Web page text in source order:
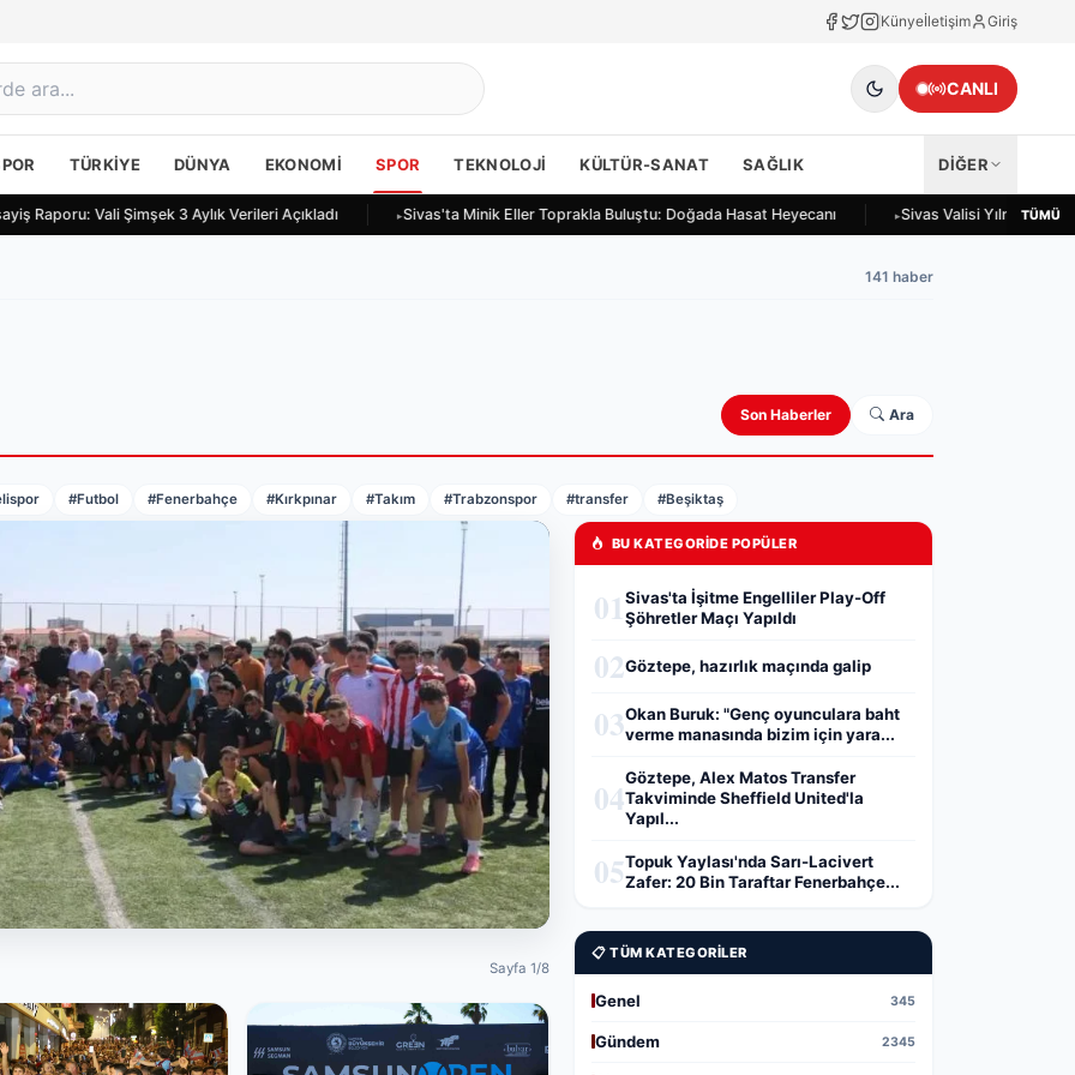
Künyeİletişim Giriş
CANLI
TÜRKIYE DÜNYA EKONOMI SPOR TEKNOLOJI KÜLTÜR-SANAT SAĞLIK DİĞER
Raporu: Vali Şimşek 3 Aylık Verileri Açıkladı Sivas'ta Minik Eller Toprakla Buluştu: Doğada Hasat Heyecanı Sivas Valisi YılmazTÜMÜ
141 haber
Son Haberler Ara
#Futbol #Fenerbahçe #Kırkpınar #Takım #Trabzonspor #transfer #Beşiktaş
Turnuvası Başladı
birliğiyle düzenlenen Camiler Arası 5x5 Futbol Turnuvası, 350
Sayfa 1/8
BU KATEGORIDE POPÜLER
01Sivas'ta İşitme Engelliler Play-Off
Şöhretler Maçı Yapıldı
02Göztepe, hazırlık maçında galip
03Okan Buruk: "Genç oyunculara baht
verme manasında bizim için yara...
04Göztepe, Alex Matos Transfer
Takviminde Sheffield United'la
Yapıl...
05Topuk Yaylası'nda Sarı-Lacivert
Zafer: 20 Bin Taraftar Fenerbahçe...
📋 TÜM KATEGORILER
Genel 345
Gündem 2345